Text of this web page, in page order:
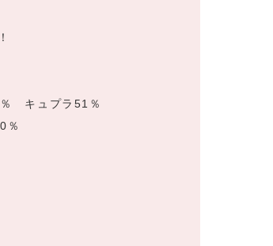
キュプラ51％
％